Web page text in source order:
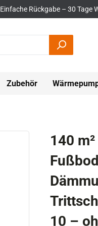
Einfache Rückgabe – 30 Tage
Zubehör
140
10 –